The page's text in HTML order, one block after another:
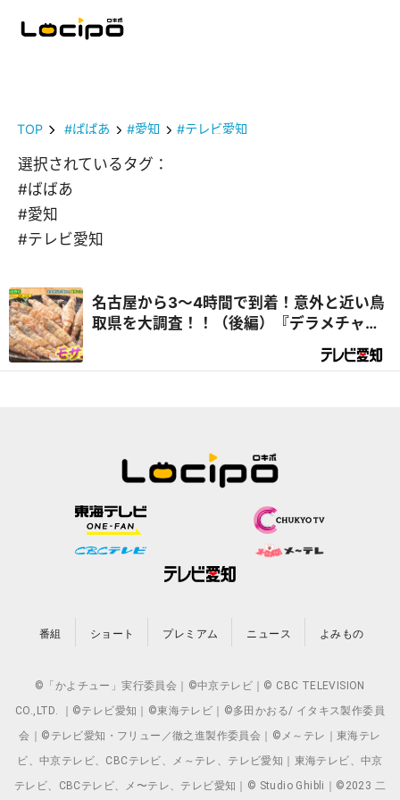
TOP #ばばあ #愛知 #テレビ愛知
選択されているタグ：
#ばばあ
#愛知
#テレビ愛知
名古屋から3～4時間で到着！意外と近い鳥
取県を大調査！！（後編）『デラメチャ気
番組 ショート プレミアム ニュース よみもの
©「かよチュー」実行委員会｜©中京テレビ｜© CBC TELEVISION
CO.,LTD. ｜©テレビ愛知｜©東海テレビ｜©多田かおる/ イタキス製作委員
会｜©テレビ愛知・フリュー／徹之進製作委員会｜©メ～テレ｜東海テレ
ビ、中京テレビ、CBCテレビ、メ～テレ、テレビ愛知｜東海テレビ、中京
テレビ、CBCテレビ、メ〜テレ、テレビ愛知｜© Studio Ghibli｜©2023 二